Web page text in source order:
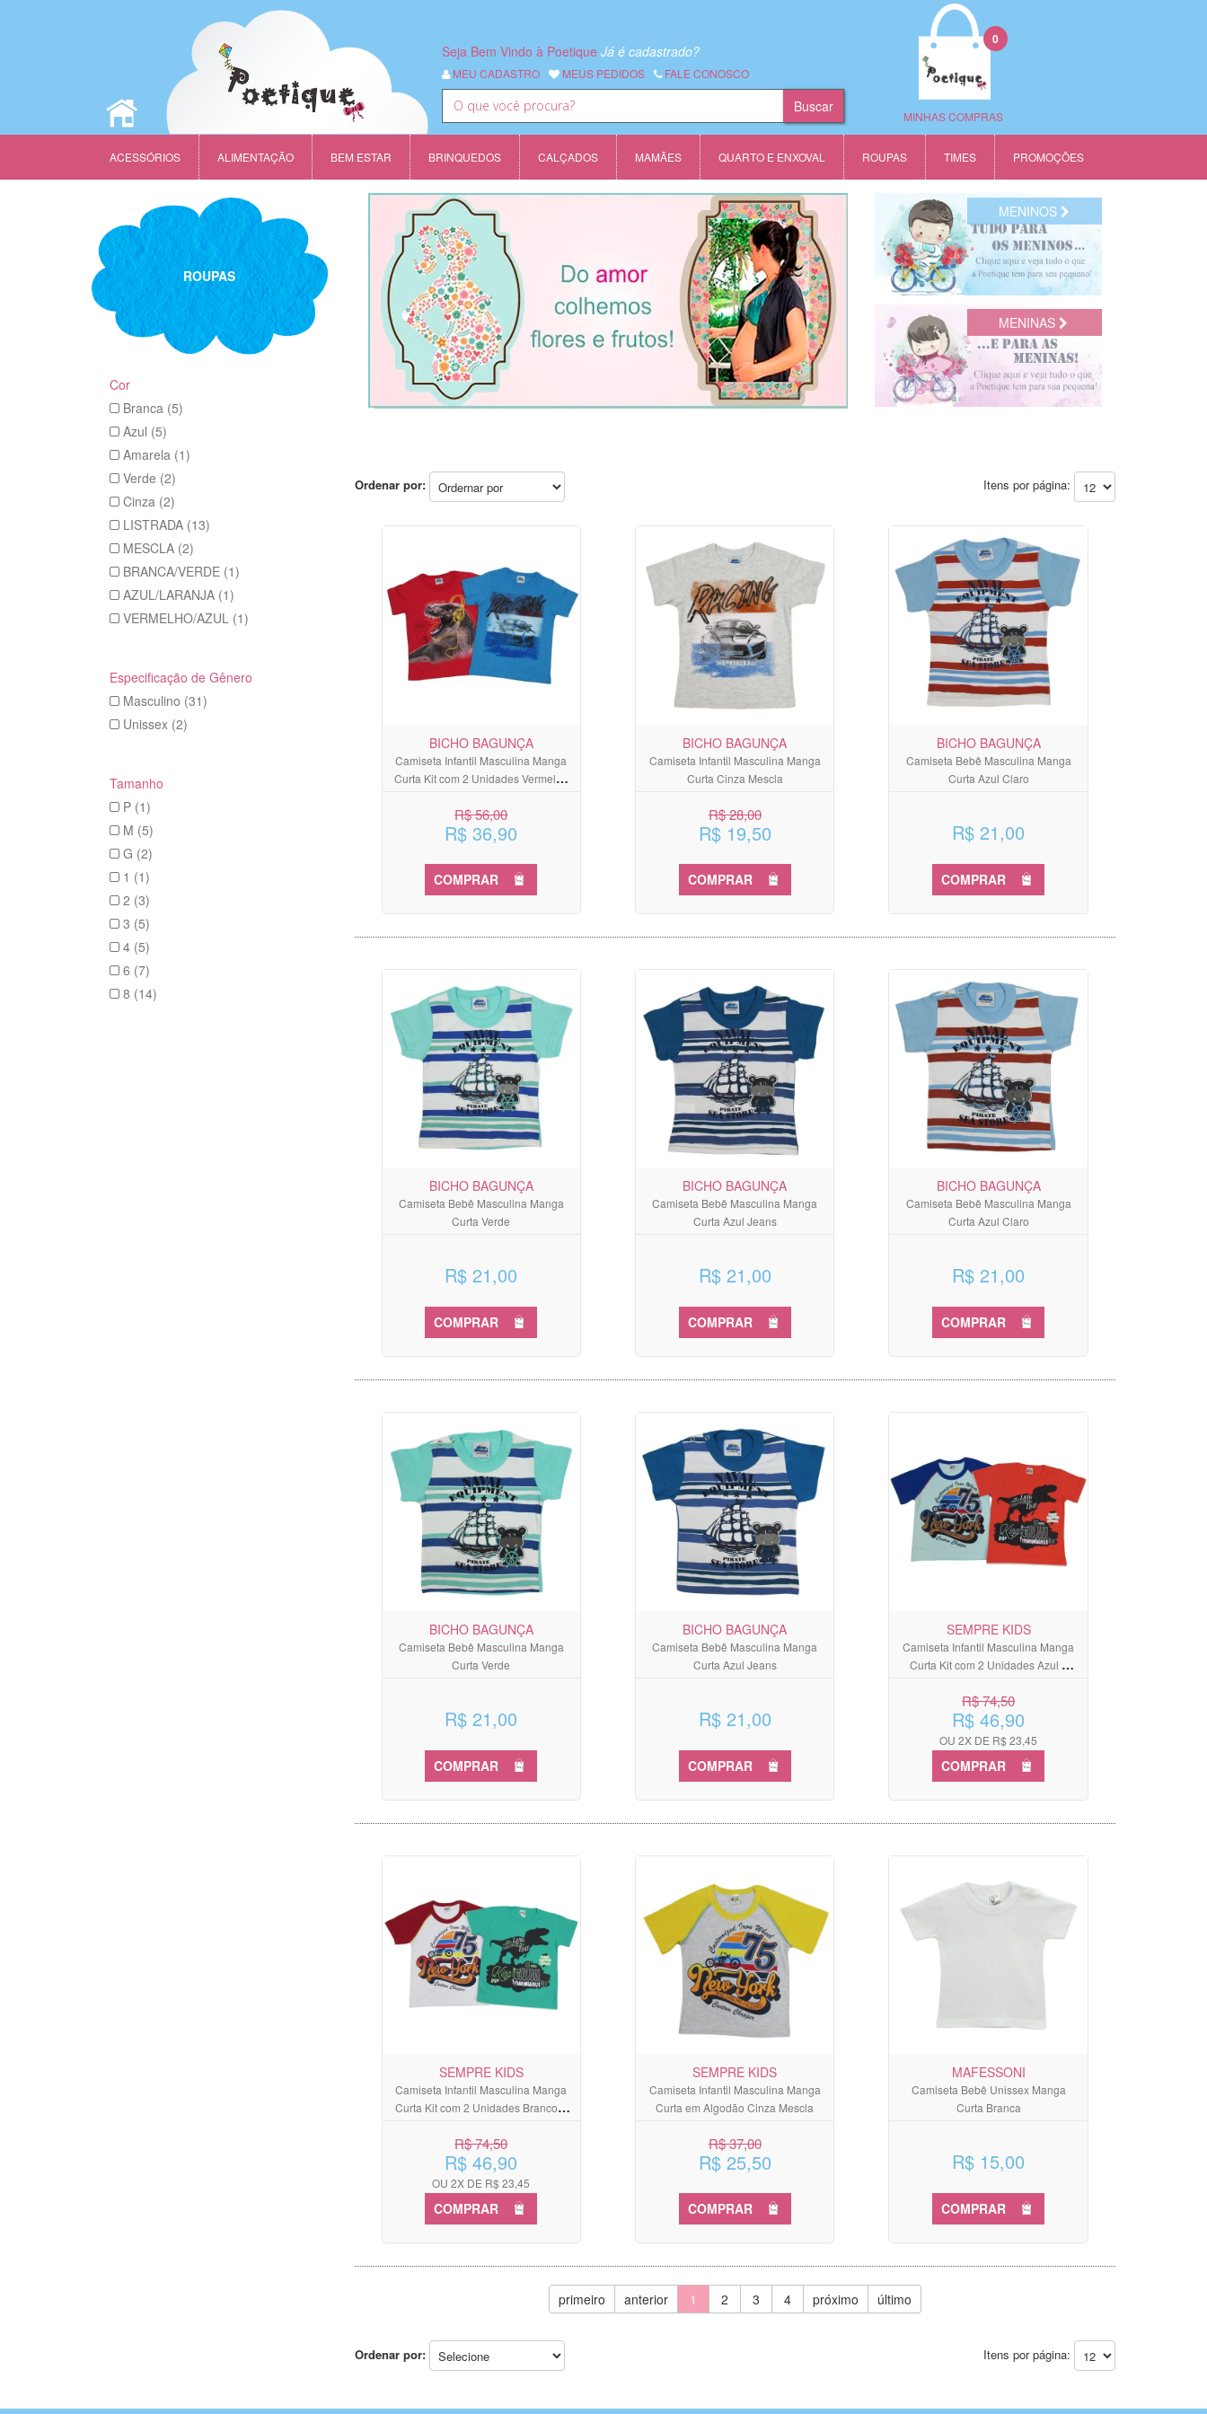
Seja Bem Vindo à Poetique Já é cadastrado?
MEU CADASTRO MEUS PEDIDOS FALE CONOSCO
MINHAS COMPRAS
0
ACESSÓRIOS ALIMENTAÇÃO BEM ESTAR BRINQUEDOS CALÇADOS MAMÃES QUARTO E ENXOVAL ROUPAS TIMES PROMOÇÕES
ROUPAS
Cor
Branca (5)
Azul (5)
Amarela (1)
Verde (2)
Cinza (2)
LISTRADA (13)
MESCLA (2)
BRANCA/VERDE (1)
AZUL/LARANJA (1)
VERMELHO/AZUL (1)
Especificação de Gênero
Masculino (31)
Unissex (2)
Tamanho
P (1)
M (5)
G (2)
1 (1)
2 (3)
3 (5)
4 (5)
6 (7)
8 (14)
MENINOS
MENINAS
Ordenar por: Itens por página:
BICHO BAGUNÇA
Camiseta Infantil Masculina Manga
Curta Kit com 2 Unidades Vermelho
R$ 56,00
R$ 36,90
COMPRAR
BICHO BAGUNÇA
Camiseta Infantil Masculina Manga
Curta Cinza Mescla
R$ 28,00
R$ 19,50
COMPRAR
BICHO BAGUNÇA
Camiseta Bebê Masculina Manga
Curta Azul Claro
R$ 21,00
COMPRAR
BICHO BAGUNÇA
Camiseta Bebê Masculina Manga
Curta Verde
R$ 21,00
COMPRAR
BICHO BAGUNÇA
Camiseta Bebê Masculina Manga
Curta Azul Jeans
R$ 21,00
COMPRAR
BICHO BAGUNÇA
Camiseta Bebê Masculina Manga
Curta Azul Claro
R$ 21,00
COMPRAR
BICHO BAGUNÇA
Camiseta Bebê Masculina Manga
Curta Verde
R$ 21,00
COMPRAR
BICHO BAGUNÇA
Camiseta Bebê Masculina Manga
Curta Azul Jeans
R$ 21,00
COMPRAR
SEMPRE KIDS
Camiseta Infantil Masculina Manga
Curta Kit com 2 Unidades Azul e
R$ 74,50
R$ 46,90
OU 2X DE R$ 23,45
COMPRAR
SEMPRE KIDS
Camiseta Infantil Masculina Manga
Curta Kit com 2 Unidades Branco e
R$ 74,50
R$ 46,90
OU 2X DE R$ 23,45
COMPRAR
SEMPRE KIDS
Camiseta Infantil Masculina Manga
Curta em Algodão Cinza Mescla
R$ 37,00
R$ 25,50
COMPRAR
MAFESSONI
Camiseta Bebê Unissex Manga
Curta Branca
R$ 15,00
COMPRAR
primeiro anterior 1 2 3 4 próximo último
Ordenar por: Itens por página: